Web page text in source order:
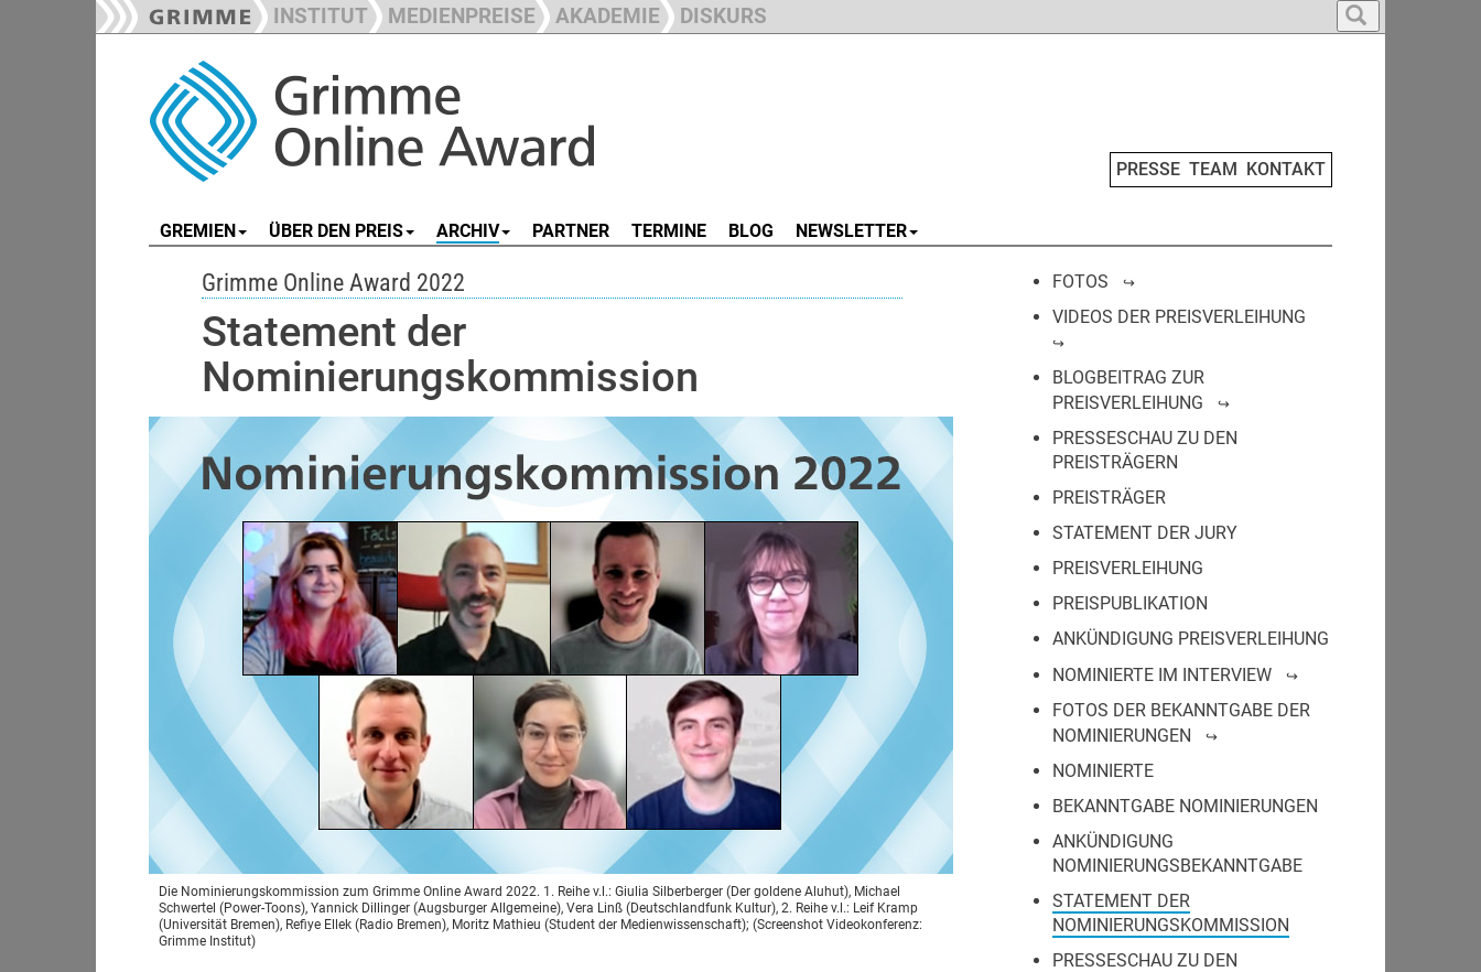
INSTITUT MEDIENPREISE AKADEMIE DISKURS
PRESSE TEAM KONTAKT
GREMIEN ÜBER DEN PREIS ARCHIV PARTNER TERMINE BLOG NEWSLETTER
Grimme Online Award 2022
Statement der
Nominierungskommission
Die Nominierungskommission zum Grimme Online Award 2022. 1. Reihe v.l.: Giulia Silberberger (Der goldene Aluhut), Michael
Schwertel (Power-Toons), Yannick Dillinger (Augsburger Allgemeine), Vera Linß (Deutschlandfunk Kultur), 2. Reihe v.l.: Leif Kramp
(Universität Bremen), Refiye Ellek (Radio Bremen), Moritz Mathieu (Student der Medienwissenschaft); (Screenshot Videokonferenz:
Grimme Institut)
FOTOS
VIDEOS DER PREISVERLEIHUNG
BLOGBEITRAG ZUR
PREISVERLEIHUNG
PRESSESCHAU ZU DEN
PREISTRÄGERN
PREISTRÄGER
STATEMENT DER JURY
PREISVERLEIHUNG
PREISPUBLIKATION
ANKÜNDIGUNG PREISVERLEIHUNG
NOMINIERTE IM INTERVIEW
FOTOS DER BEKANNTGABE DER
NOMINIERUNGEN
NOMINIERTE
BEKANNTGABE NOMINIERUNGEN
ANKÜNDIGUNG
NOMINIERUNGSBEKANNTGABE
STATEMENT DER
NOMINIERUNGSKOMMISSION
PRESSESCHAU ZU DEN